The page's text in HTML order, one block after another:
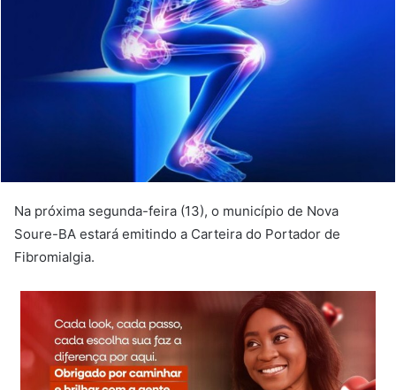
Na próxima segunda-feira (13), o município de Nova
Soure-BA estará emitindo a Carteira do Portador de
Fibromialgia.